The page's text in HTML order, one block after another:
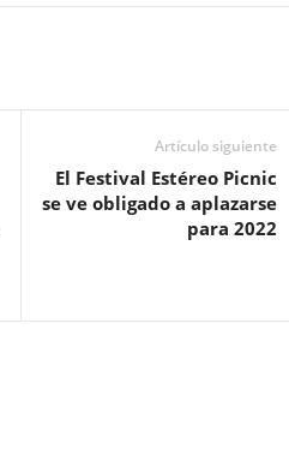
Artículo siguiente
El Festival Estéreo Picnic
se ve obligado a aplazarse
para 2022